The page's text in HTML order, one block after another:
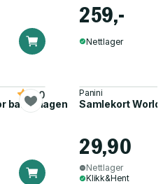
259,-
Nettlager
barnehagen
5.0 Panini
Samlekort
29,90
Nettlager
Klikk&Hent